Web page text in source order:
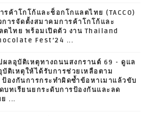
รค้าโกโก้และช็อกโกแลตไทย (TACCO)
การจัดตั้งสมาคมการค้าโกโก้และ
ตไทย พร้อมเปิดตัว งาน Thailand
Fest’24 ...
ผลอุบัติเหตุทางถนนสงกรานต์ 69 - ดูแล
บัติเหตุให้ได้รับการช่วยเหลือตาม
องกันการกระทำผิดซ้ำข้อหาเมาแล้วขับ
บทเรียนยกระดับการป้องกันและลด
...